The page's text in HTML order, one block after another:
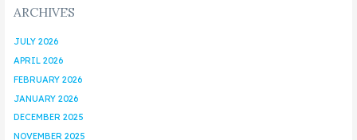
ARCHIVES
JULY 2026
APRIL 2026
FEBRUARY 2026
JANUARY 2026
DECEMBER 2025
NOVEMBER 2025